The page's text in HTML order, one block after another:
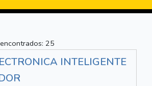
25
INTELIGENTE